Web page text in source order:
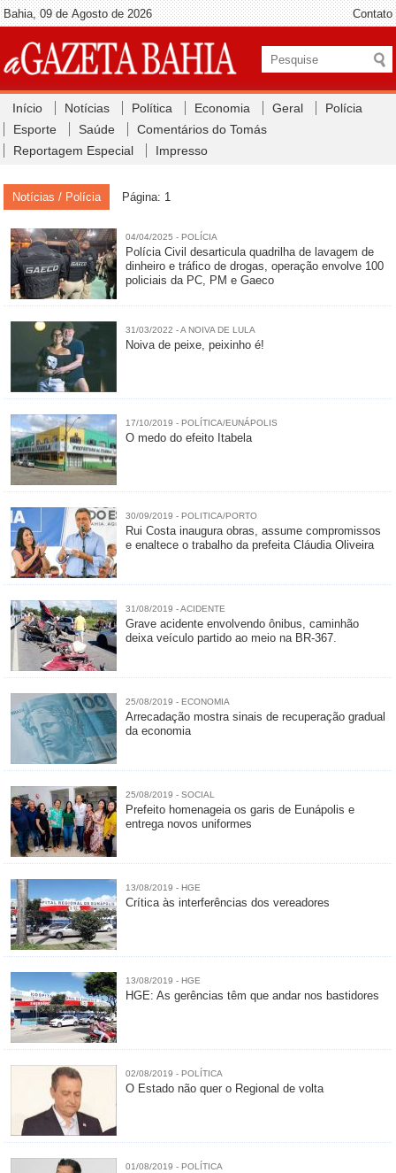
Bahia, 09 de Agosto de 2026 Contato
Início Notícias Política Economia Geral
Polícia
Esporte
Saúde
Comentários do Tomás
Reportagem Especial
Impresso
Notícias / Polícia Página: 1
04/04/2025 - POLÍCIA
Polícia Civil desarticula quadrilha de lavagem de
dinheiro e tráfico de drogas, operação envolve 100
policiais da PC, PM e Gaeco
31/03/2022 - A NOIVA DE LULA
Noiva de peixe, peixinho é!
17/10/2019 - POLÍTICA/EUNÁPOLIS
O medo do efeito Itabela
30/09/2019 - POLITICA/PORTO
Rui Costa inaugura obras, assume compromissos
e enaltece o trabalho da prefeita Cláudia Oliveira
31/08/2019 - ACIDENTE
Grave acidente envolvendo ônibus, caminhão
deixa veículo partido ao meio na BR-367.
25/08/2019 - ECONOMIA
Arrecadação mostra sinais de recuperação gradual
da economia
25/08/2019 - SOCIAL
Prefeito homenageia os garis de Eunápolis e
entrega novos uniformes
13/08/2019 - HGE
Crítica às interferências dos vereadores
13/08/2019 - HGE
HGE: As gerências têm que andar nos bastidores
02/08/2019 - POLÍTICA
O Estado não quer o Regional de volta
01/08/2019 - POLÍTICA